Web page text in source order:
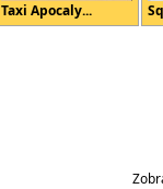
Taxi Apocaly...